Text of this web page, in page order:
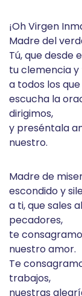
¡Oh Virgen
Madre del
Tú, que desde
tu clemencia
a todos los
escucha la
dirigimos,
y preséntala
nuestro.
Madre de
escondido y
a ti, que sales
pecadores,
te
nuestro amor.
Te
trabajos,
nuestras